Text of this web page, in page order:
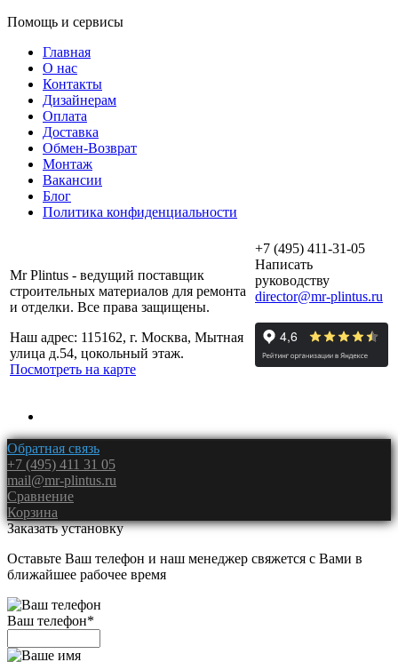
Помощь и сервисы
Главная
О нас
Контакты
Дизайнерам
Оплата
Доставка
Обмен-Возврат
Монтаж
Вакансии
Блог
Политика конфиденциальности
Mr Plintus - ведущий поставщик
строительных материалов для ремонта
и отделки. Все права защищены.
Наш адрес: 115162, г. Москва, Мытная
улица д.54, цокольный этаж.
Посмотреть на карте
+7 (495) 411-31-05
Написать
руководству
director@mr-plintus.ru
Обратная связь
+7 (495) 411 31 05
mail@mr-plintus.ru
Сравнение
Корзина
Заказать установку
Оставьте Ваш телефон и наш менеджер свяжется с Вами в
ближайшее рабочее время
Ваш телефон*